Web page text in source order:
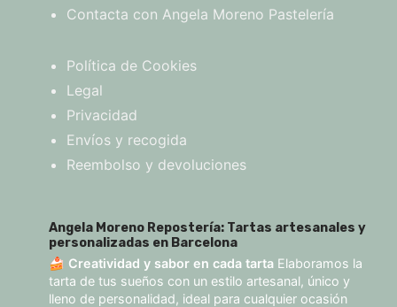
Contacta con Angela Moreno Pastelería
Política de Cookies
Legal
Privacidad
Envíos y recogida
Reembolso y devoluciones
Angela Moreno Repostería: Tartas artesanales y
personalizadas en Barcelona
🍰 Creatividad y sabor en cada tarta Elaboramos la
tarta de tus sueños con un estilo artesanal, único y
lleno de personalidad, ideal para cualquier ocasión